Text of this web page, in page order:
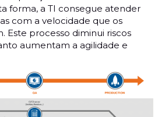
forma, a TI consegue atender
com a velocidade que os
Este processo diminui riscos
aumentam a agilidade e